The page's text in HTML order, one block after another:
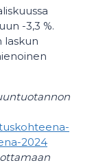
-3,3 %.
laskun
2024